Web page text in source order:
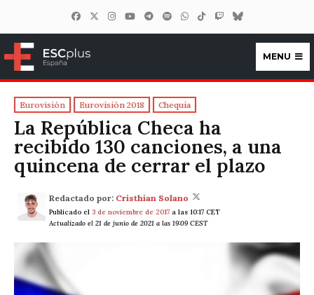
ESCplus España
MENU
Eurovisión Eurovisión 2018 Chequia
La República Checa ha
recibido 130 canciones, a una
quincena de cerrar el plazo
Redactado por: Cristhian Solano
Publicado el 3 de noviembre de 2017 a las 10:17 CET
Actualizado el 21 de junio de 2021 a las 19:09 CEST